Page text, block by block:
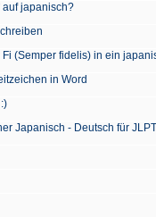
auf japanisch?
(Semper fidelis) in ein
in Word
Japanisch - Deutsch für